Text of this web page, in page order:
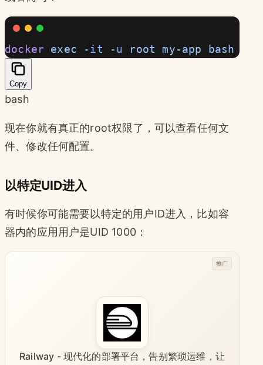
docker exec -it -u root my-app bash
Copy
bash
现在你就有真正的root权限了，可以查看任何文
件、修改任何配置。
以特定UID进入
有时候你可能需要以特定的用户ID进入，比如容
器内的应用用户是UID 1000：
Railway - 现代化的部署平台，告别繁琐运维，让
推广